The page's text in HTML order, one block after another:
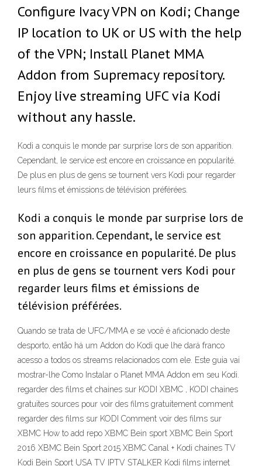
Configure Ivacy VPN on Kodi; Change
IP location to UK or US with the help
of the VPN; Install Planet MMA
Addon from Supremacy repository.
Enjoy live streaming UFC via Kodi
without any hassle.
Kodi a conquis le monde par surprise lors de son apparition.
Cependant, le service est encore en croissance en popularité.
De plus en plus de gens se tournent vers Kodi pour regarder
leurs films et émissions de télévision préférées.
Kodi a conquis le monde par surprise lors de
son apparition. Cependant, le service est
encore en croissance en popularité. De plus
en plus de gens se tournent vers Kodi pour
regarder leurs films et émissions de
télévision préférées.
Quando se trata de UFC/MMA e se você é aficionado deste
desporto, então há um Addon do Kodi que lhe dará franco
acesso a todos os streams relacionados com ele. Este guia vai
mostrar-lhe Como Instalar o Planet MMA Addon em seu Kodi.
regarder des films et chaines sur KODI XBMC , KODI chaines
gratuites sources pour voir des films gratuitement comment
regarder des films sur KODI Comment voir des films sur
XBMC How to add repo XBMC Bein sport XBMC Bein Sport
2016 XBMC Bein Sport 2015 XBMC Canal + Kodi chaines TV
Kodi Bein Sport USA TV IPTV STALKER Kodi films internet